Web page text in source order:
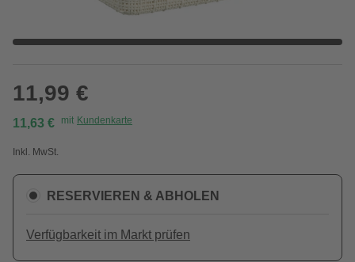
11,99 €
11,63 € mit Kundenkarte
Inkl. MwSt.
RESERVIEREN & ABHOLEN
Verfügbarkeit im Markt prüfen